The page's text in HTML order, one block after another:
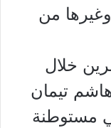
من
خلال
تيمان
مستوطنة